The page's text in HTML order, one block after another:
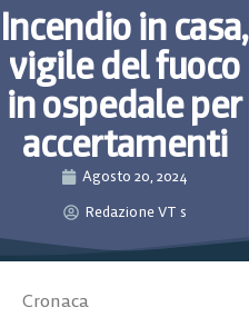
Incendio in casa,
vigile del fuoco
in ospedale per
accertamenti
Agosto 20, 2024
Redazione VT s
Cronaca